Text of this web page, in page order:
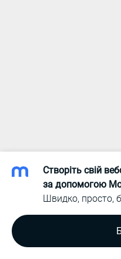
Створіть свій
за допомогою
Швидко, просто,